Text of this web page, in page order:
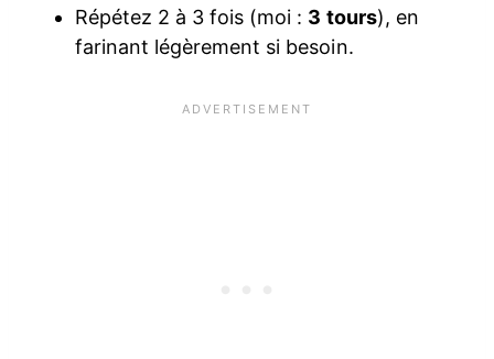
Répétez 2 à 3 fois (moi : 3 tours), en
farinant légèrement si besoin.